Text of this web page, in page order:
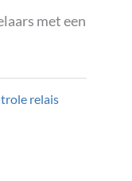
met een
relais